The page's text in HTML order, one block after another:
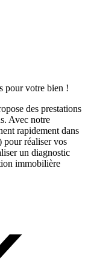
pour votre bien !
des prestations
Avec notre
rapidement dans
réaliser vos
un diagnostic
immobilière